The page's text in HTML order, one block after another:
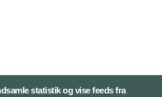
statistik og vise feeds fra